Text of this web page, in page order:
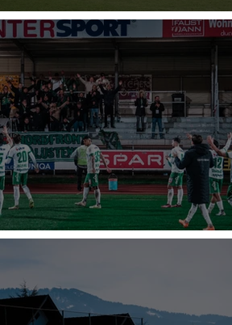
Lustenau - Wolfsberger AC
- SC Austria Lustenau